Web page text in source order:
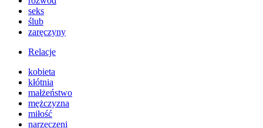
seks
ślub
zaręczyny
Relacje
kobieta
kłótnia
małżeństwo
mężczyzna
miłość
narzeczeni